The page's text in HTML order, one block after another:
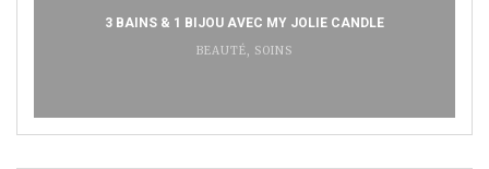
3 BAINS & 1 BIJOU AVEC MY JOLIE CANDLE
BEAUTÉ, SOINS